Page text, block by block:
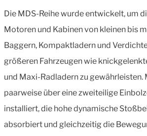
Die MDS-Reihe wurde entwickelt, um
Motoren und Kabinen von kleinen bis
Baggern, Kompaktladern und
größeren Fahrzeugen wie
und Maxi-Radladern zu gewährleisten.
paarweise über eine zweiteilige
installiert, die hohe dynamische
absorbiert und gleichzeitig die